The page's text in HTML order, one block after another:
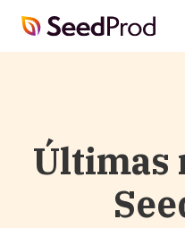
SeedProd
Últimas